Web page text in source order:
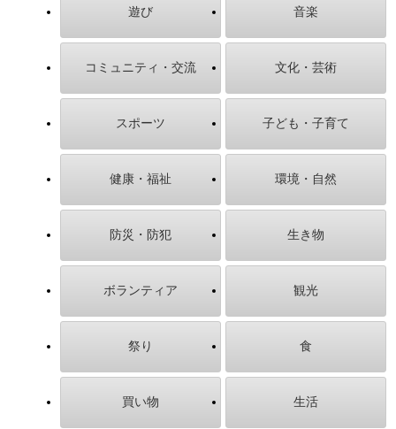
遊び 音楽
コミュニティ・交流 文化・芸術
スポーツ 子ども・子育て
健康・福祉 環境・自然
防災・防犯 生き物
ボランティア 観光
祭り 食
買い物 生活